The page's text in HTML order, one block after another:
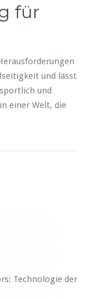
für
und lässt
und
einer Welt, die
Technologie der